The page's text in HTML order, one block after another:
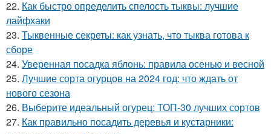
22. Как быстро определить спелость тыквы: лучшие
лайфхаки
23. Тыквенные секреты: как узнать, что тыква готова к
сборе
24. Уверенная посадка яблонь: правила осенью и весной
25. Лучшие сорта огурцов на 2024 год: что ждать от
нового сезона
26. Выберите идеальный огурец: ТОП-30 лучших сортов
27. Как правильно посадить деревья и кустарники: